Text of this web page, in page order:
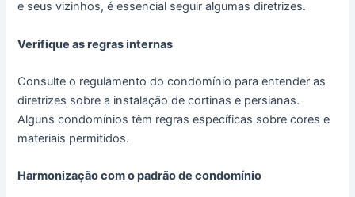
e seus vizinhos, é essencial seguir algumas diretrizes.
Verifique as regras internas
Consulte o regulamento do condomínio para entender as
diretrizes sobre a instalação de cortinas e persianas.
Alguns condomínios têm regras específicas sobre cores e
materiais permitidos.
Harmonização com o padrão de condomínio